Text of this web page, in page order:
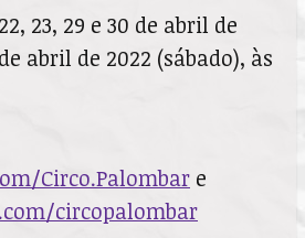
22, 23, 29 e 30 de abril de
abril de 2022 (sábado), às
Circo.Palombar e
circopalombar